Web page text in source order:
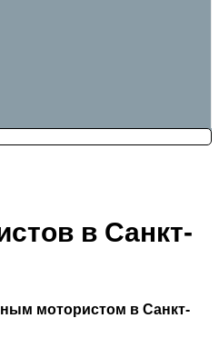
в Санкт-
мотористом в Санкт-